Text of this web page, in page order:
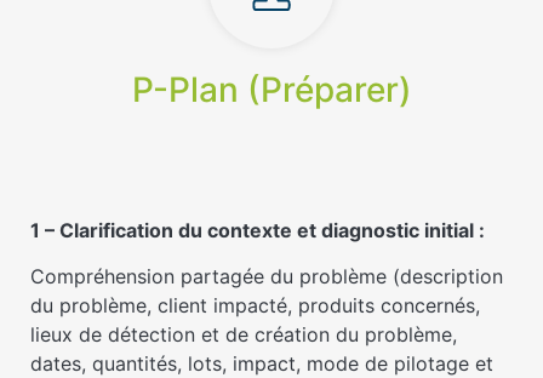
P-Plan (Préparer)
1 – Clarification du contexte et diagnostic initial :
Compréhension partagée du problème (description
du problème, client impacté, produits concernés,
lieux de détection et de création du problème,
dates, quantités, lots, impact, mode de pilotage et